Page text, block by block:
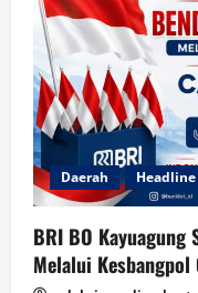
Daerah Headline
BRI BO
Melalui Kesbangpol